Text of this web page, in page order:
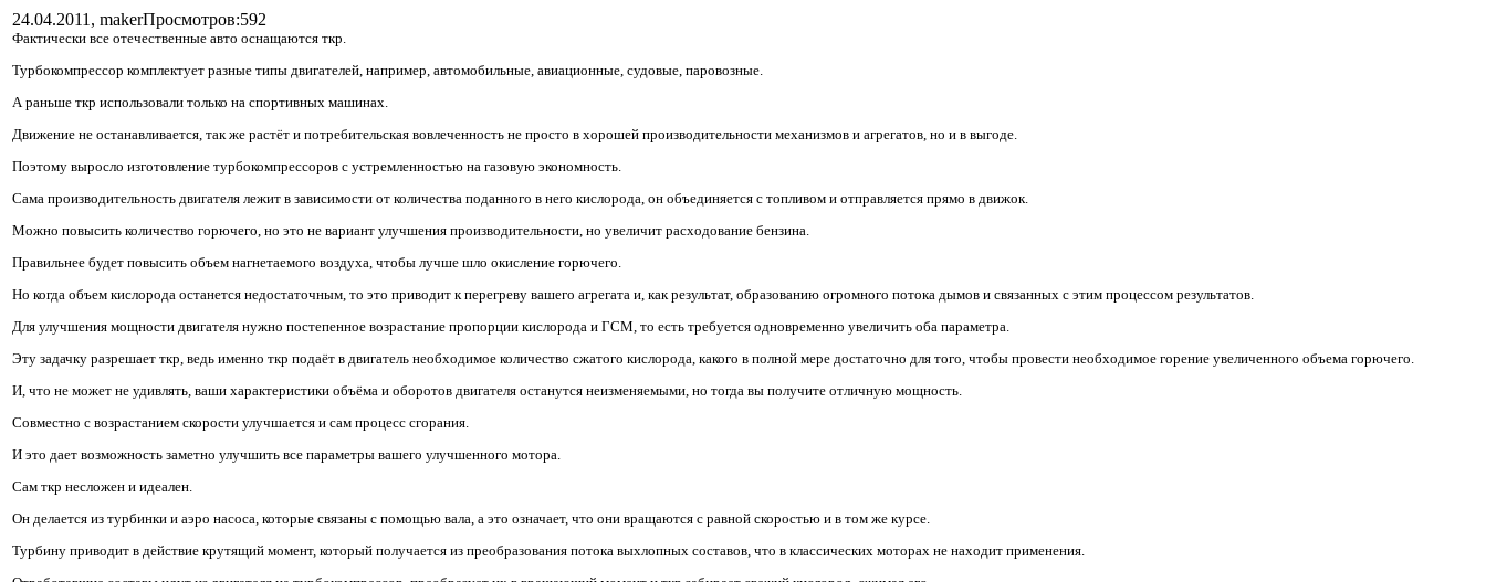
24.04.2011, makerПросмотров:592
Фактически все отечественные авто оснащаются ткр.
Турбокомпрессор комплектует разные типы двигателей, например, автомобильные, авиационные, судовые, паровозные.
А раньше ткр использовали только на спортивных машинах.
Движение не останавливается, так же растёт и потребительская вовлеченность не просто в хорошей производительности механизмов и агрегатов, но и в выгоде.
Поэтому выросло изготовление турбокомпрессоров с устремленностью на газовую экономность.
Сама производительность двигателя лежит в зависимости от количества поданного в него кислорода, он объединяется с топливом и отправляется прямо в движок.
Можно повысить количество горючего, но это не вариант улучшения производительности, но увеличит расходование бензина.
Правильнее будет повысить объем нагнетаемого воздуха, чтобы лучше шло окисление горючего.
Но когда объем кислорода останется недостаточным, то это приводит к перегреву вашего агрегата и, как результат, образованию огромного потока дымов и связанных с этим процессом результатов.
Для улучшения мощности двигателя нужно постепенное возрастание пропорции кислорода и ГСМ, то есть требуется одновременно увеличить оба параметра.
Эту задачку разрешает ткр, ведь именно ткр подаёт в двигатель необходимое количество сжатого кислорода, какого в полной мере достаточно для того, чтобы провести необходимое горение увеличенного объема горючего.
И, что не может не удивлять, ваши характеристики объёма и оборотов двигателя останутся неизменяемыми, но тогда вы получите отличную мощность.
Совместно с возрастанием скорости улучшается и сам процесс сгорания.
И это дает возможность заметно улучшить все параметры вашего улучшенного мотора.
Сам ткр несложен и идеален.
Он делается из турбинки и аэро насоса, которые связаны с помощью вала, а это означает, что они вращаются с равной скоростью и в том же курсе.
Турбину приводит в действие крутящий момент, который получается из преобразования потока выхлопных составов, что в классических моторах не находит применения.